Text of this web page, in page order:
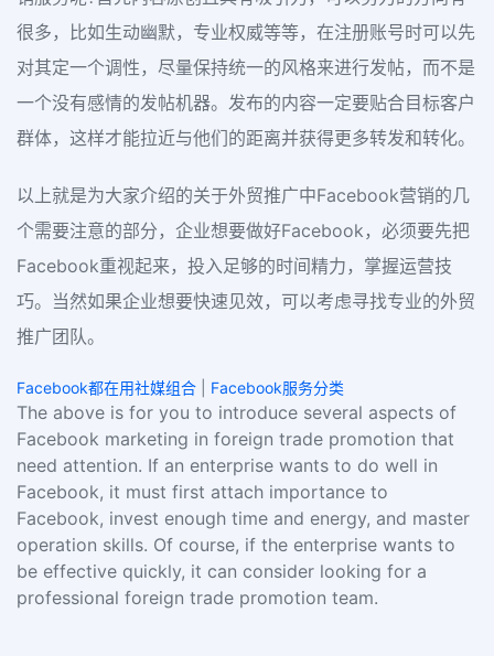
很多，比如生动幽默，专业权威等等，在注册账号时可以先
对其定一个调性，尽量保持统一的风格来进行发帖，而不是
一个没有感情的发帖机器。发布的内容一定要贴合目标客户
群体，这样才能拉近与他们的距离并获得更多转发和转化。
以上就是为大家介绍的关于外贸推广中Facebook营销的几
个需要注意的部分，企业想要做好Facebook，必须要先把
Facebook重视起来，投入足够的时间精力，掌握运营技
巧。当然如果企业想要快速见效，可以考虑寻找专业的外贸
推广团队。
Facebook都在用社媒组合 Facebook服务分类
The above is for you to introduce several aspects of
Facebook marketing in foreign trade promotion that
need attention. If an enterprise wants to do well in
Facebook, it must first attach importance to
Facebook, invest enough time and energy, and master
operation skills. Of course, if the enterprise wants to
be effective quickly, it can consider looking for a
professional foreign trade promotion team.